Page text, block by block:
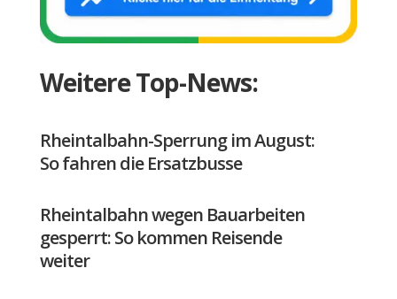
Weitere Top-News:
Rheintalbahn-Sperrung im August:
So fahren die Ersatzbusse
Rheintalbahn wegen Bauarbeiten
gesperrt: So kommen Reisende
weiter